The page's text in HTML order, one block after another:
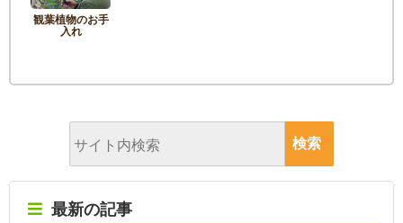
観葉植物のお手
入れ
最新の記事